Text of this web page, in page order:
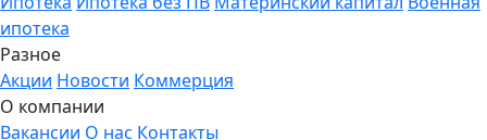
ипотека
Разное
Акции Новости Коммерция
О компании
Вакансии О нас Контакты